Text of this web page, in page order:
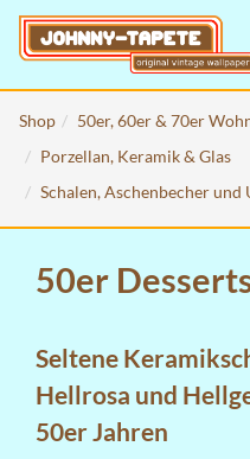
Shop
50er, 60er & 70er
Porzellan, Keramik & Glas
Schalen, Aschenbecher und
50er
Seltene
Hellrosa und
50er Jahren